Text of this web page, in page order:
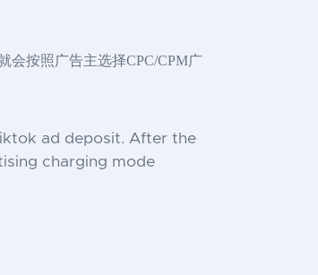
会按照广告主选择CPC/CPM广
ad deposit. After the
charging mode